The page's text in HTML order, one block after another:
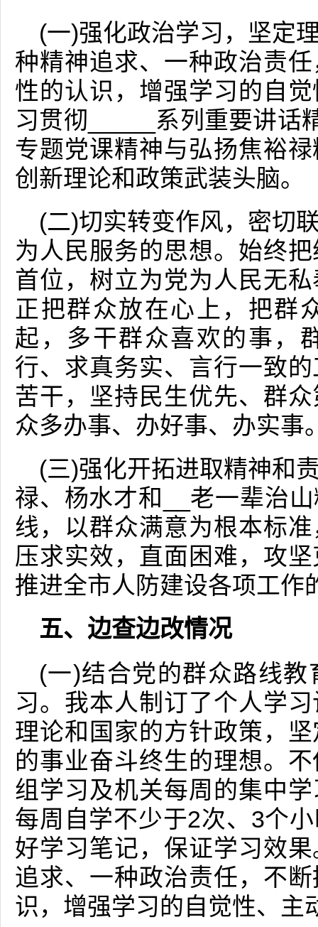
(一)强化政治学习，坚定
种精神追求、一种政治责
性的认识，增强学习的自
习贯彻_____系列重要讲话
专题党课精神与弘扬焦裕
创新理论和政策武装头脑。
(二)切实转变作风，密切
为人民服务的思想。始终
首位，树立为党为人民无
正把群众放在心上，把群
起，多干群众喜欢的事，
行、求真务实、言行一致
苦干，坚持民生优先、群
众多办事、办好事、办实事
(三)强化开拓进取精神和
禄、杨水才和__老一辈治
线，以群众满意为根本标
压求实效，直面困难，攻
推进全市人防建设各项工作
五、边查边改情况
(一)结合党的群众路线
习。我本人制订了个人学
理论和国家的方针政策，
的事业奋斗终生的理想。
组学习及机关每周的集中
每周自学不少于2次、3个
好学习笔记，保证学习效
追求、一种政治责任，不
识，增强学习的自觉性、主